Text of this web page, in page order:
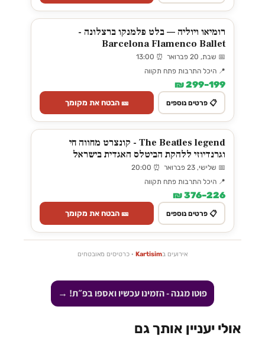
רומיאו ויוליה — בלט פלמנקו ברצלונה -
Barcelona Flamenco Ballet
📅 שבת, 20 פברואר ⏰ 13:00
📍 היכל התרבות פתח תקווה
199–299 ₪
📋 פרטים נוספים 🎫 הבטח את מקומך
The Beatles legend - קונצרט מחווה חי
וגרנדיוזי ללהקת הביטלס האגדית בישראל
📅 שלישי, 23 פברואר ⏰ 20:00
📍 היכל התרבות פתח תקווה
226–376 ₪
📋 פרטים נוספים 🎫 הבטח את מקומך
אירועים בKartisim · כרטיסים מאובטחים
פוטו מגנה - הזמינו עכשיו ואספו בפ״ת! →
אולי יעניין אותך גם